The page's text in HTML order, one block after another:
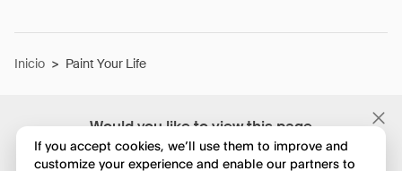
Would you like to view this page
in English?
Inicio > Paint Your Life
If you accept cookies, we’ll use them to improve and
customize your experience and enable our partners to